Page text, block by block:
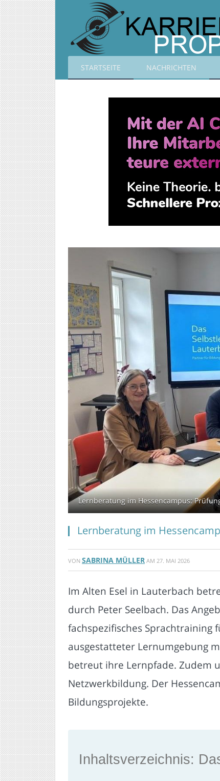
STARTSEITE NACHRICHTEN
Lernberatung im Hessencampus:
Lernberatung im
VON SABRINA MÜLLER AM 27. MAI 2026
Im Alten Esel in Lauterbach
durch Peter Seelbach. Das
fachspezifisches
ausgestatteter Lernumgebung
betreut ihre Lernpfade. Zudem
Netzwerkbildung. Der
Bildungsprojekte.
Inhaltsverzeichnis: